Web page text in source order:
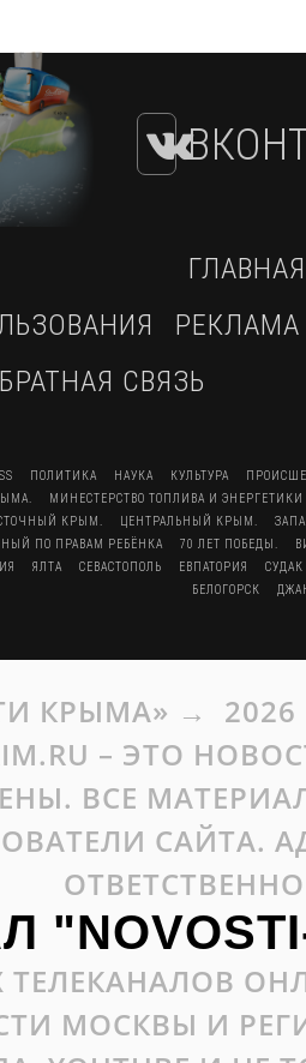
ГЛАВНАЯ
РЕКЛАМА
СВЯЗЬ
ПОЛИТИКА НАУКА КУЛЬТУРА
МИНЕСТЕРСТВО ТОПЛИВА И
КРЫМ. ЦЕНТРАЛЬНЫЙ КРЫМ.
ПО ПРАВАМ РЕБЁНКА 70 ЛЕТ ПОБЕДЫ.
ЯЛТА СЕВАСТОПОЛЬ ЕВПАТОРИЯ
СУДАК
БЕЛОГОРСК
КРЫМА» → 2026
– ЭТО
ВСЕ
САЙТА.
МОСКВЫ И